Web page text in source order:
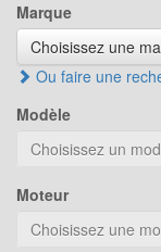
Marque
Choisissez une
Ou faire une
Modèle
Choisissez un
Moteur
Choisissez une